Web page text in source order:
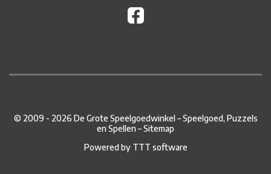
© 2009 - 2026 De Grote Speelgoedwinkel – Speelgoed, Puzzels
en Spellen –Sitemap
Powered by TTT software